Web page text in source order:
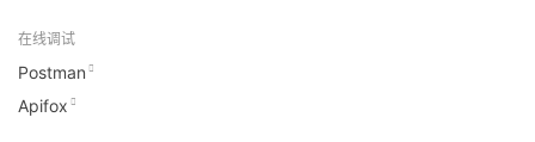
在线调试
Postman
Apifox